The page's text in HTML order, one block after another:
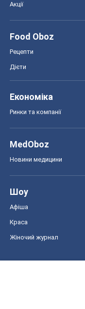
Акції
Food Oboz
Рецепти
Дієти
Економіка
Ринки та компанії
MedOboz
Новини медицини
Шоу
Афіша
Краса
Жіночий журнал